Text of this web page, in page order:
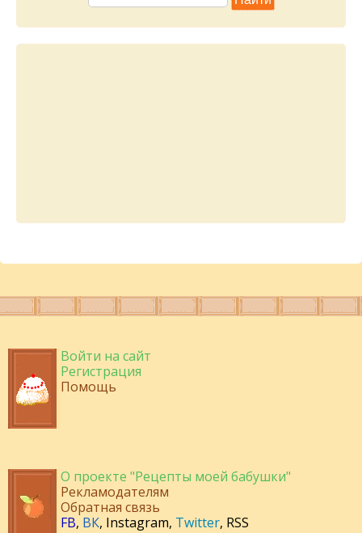
Войти на сайт
Регистрация
Помощь
О проекте "Рецепты моей бабушки"
Рекламодателям
Обратная связь
FB, ВК, Instagram, Twitter, RSS